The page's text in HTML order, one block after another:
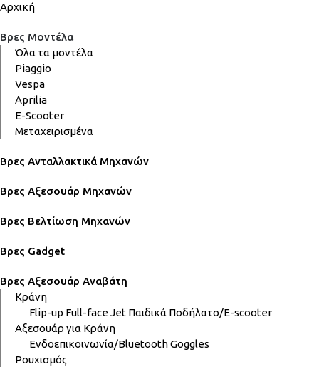
Αρχική
Βρες Μοντέλα
Όλα τα μοντέλα
Piaggio
Vespa
Aprilia
E-Scooter
Μεταχειρισμένα
Βρες Ανταλλακτικά Μηχανών
Βρες Αξεσουάρ Μηχανών
Βρες Βελτίωση Μηχανών
Βρες Gadget
Βρες Αξεσουάρ Αναβάτη
Κράνη
Flip-up Full-faceJet Παιδικά Ποδήλατο/E-scooter
Αξεσουάρ για Κράνη
Ενδοεπικοινωνία/BluetoothGoggles
Ρουχισμός